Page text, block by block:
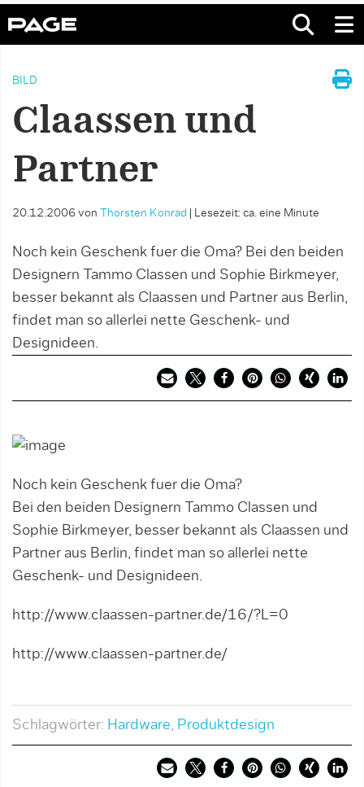
BILD
Claassen und
Partner
20.12.2006 von Thorsten Konrad Lesezeit: ca. eine Minute
Noch kein Geschenk fuer die Oma? Bei den beiden
Designern Tammo Classen und Sophie Birkmeyer,
besser bekannt als Claassen und Partner aus Berlin,
findet man so allerlei nette Geschenk- und
Designideen.
Noch kein Geschenk fuer die Oma?
Bei den beiden Designern Tammo Classen und
Sophie Birkmeyer, besser bekannt als Claassen und
Partner aus Berlin, findet man so allerlei nette
Geschenk- und Designideen.
http://www.claassen-partner.de/16/?L=0
http://www.claassen-partner.de/
Schlagwörter: Hardware Produktdesign